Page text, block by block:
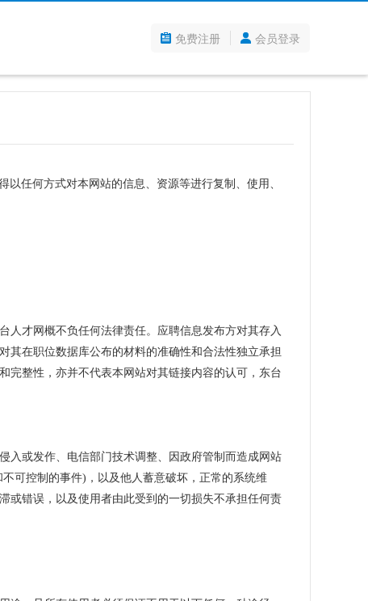
免费注册 会员登录
任何方式对本网站的信息、资源等进行复制、使用、
人才网概不负任何法律责任。应聘信息发布方对其存入
其在职位数据库公布的材料的准确性和合法性独立承担
完整性，亦并不代表本网站对其链接内容的认可，东台
入或发作、电信部门技术调整、因政府管制而造成网站
可控制的事件)，以及他人蓄意破坏，正常的系统维
或错误，以及使用者由此受到的一切损失不承担任何责